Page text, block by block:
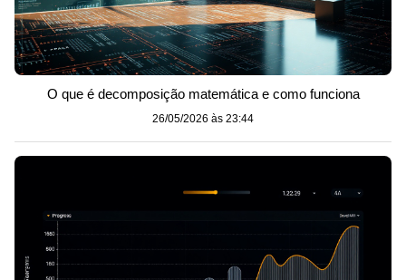
O que é decomposição matemática e como funciona
26/05/2026 às 23:44